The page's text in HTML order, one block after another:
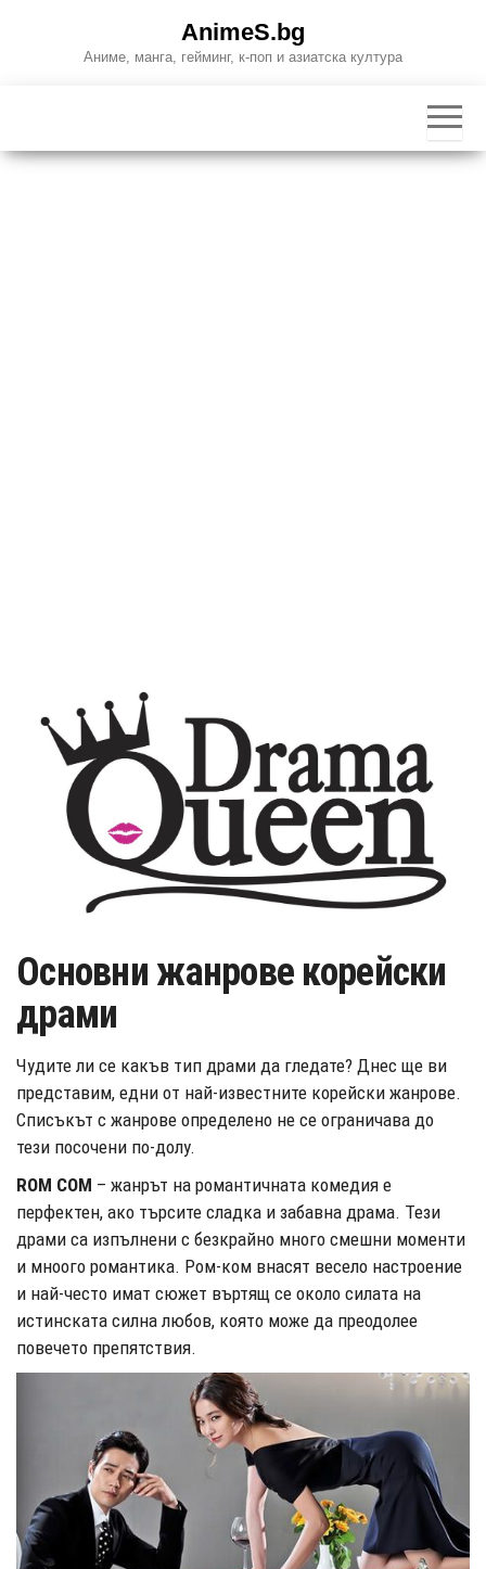
AnimeS.bg
Аниме, манга, гейминг, к-поп и азиатска култура
Основни жанрове корейски
драми
Чудите ли се какъв тип драми да гледате? Днес ще ви
представим, едни от най-известните корейски жанрове.
Списъкът с жанрове определено не се ограничава до
тези посочени по-долу.
ROM COM – жанрът на романтичната комедия е
перфектен, ако търсите сладка и забавна драма. Тези
драми са изпълнени с безкрайно много смешни моменти
и мноого романтика. Ром-ком внасят весело настроение
и най-често имат сюжет въртящ се около силата на
истинската силна любов, която може да преодолее
повечето препятствия.